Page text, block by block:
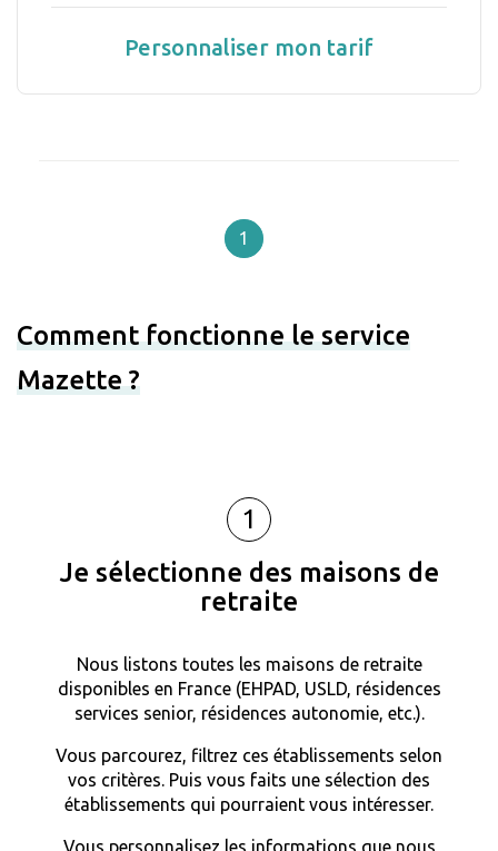
Personnaliser mon tarif
1
Comment fonctionne le service
Mazette ?
1
Je sélectionne des maisons de
retraite
Nous listons toutes les maisons de retraite
disponibles en France (EHPAD, USLD, résidences
services senior, résidences autonomie, etc.).
Vous parcourez, filtrez ces établissements selon
vos critères. Puis vous faits une sélection des
établissements qui pourraient vous intéresser.
Vous personnalisez les informations que nous